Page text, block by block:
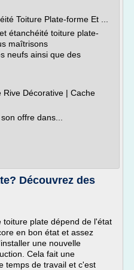
Toiture Plate-forme Et ...
étanchéité toiture plate-
maîtrisons
neufs ainsi que des
Décorative | Cache
offre dans...
Découvrez des
plate dépend de l'état
en bon état et assez
une nouvelle
Cela fait une
temps de travail et c'est